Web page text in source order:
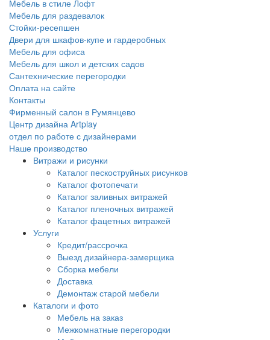
Мебель в стиле Лофт
Мебель для раздевалок
Стойки-ресепшен
Двери для шкафов-купе и гардеробных
Мебель для офиса
Мебель для школ и детских садов
Сантехнические перегородки
Оплата на сайте
Контакты
Фирменный салон в Румянцево
Центр дизайна Artplay
отдел по работе с дизайнерами
Наше производство
Витражи и рисунки
Каталог пескоструйных рисунков
Каталог фотопечати
Каталог заливных витражей
Каталог пленочных витражей
Каталог фацетных витражей
Услуги
Кредит/рассрочка
Выезд дизайнера-замерщика
Сборка мебели
Доставка
Демонтаж старой мебели
Каталоги и фото
Мебель на заказ
Межкомнатные перегородки